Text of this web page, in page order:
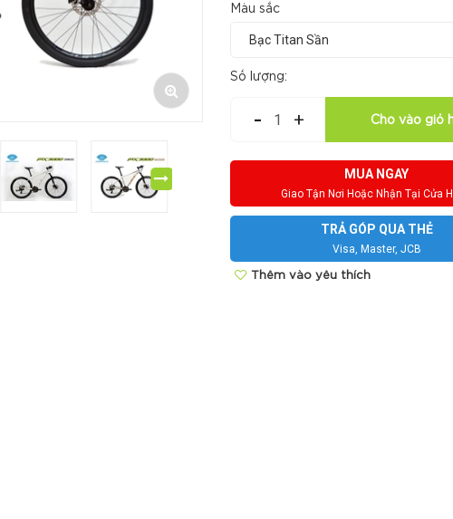
Màu sắc
Số lượng:
- + Cho vào giỏ
MUA NGAY
Giao Tận Nơi Hoặc Nhận Tại Cửa
TRẢ GÓP QUA THẺ
Visa, Master, JCB
Thêm vào yêu thích